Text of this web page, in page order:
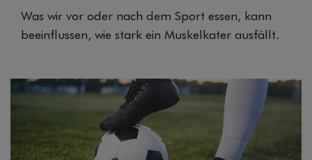
Was wir vor oder nach dem Sport essen, kann
beeinflussen, wie stark ein Muskelkater ausfällt.